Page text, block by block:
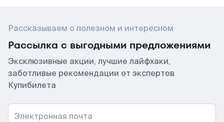
Рассказываем о полезном и интересном
Рассылка с выгодными предложениями
Эксклюзивные акции, лучшие лайфхаки,
заботливые рекомендации от экспертов
Купибилета
Электронная почта